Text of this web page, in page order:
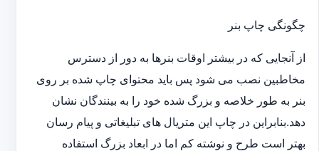
چگونگی چاپ بنر
از آنجایی که در بیشتر اوقات بنرها به دور از دسترس
مخاطبین نصب می شود پس باید محتوای چاپ شده بر روی
بنر به طور خلاصه و بزرگ شده خود را به بینندگان نشان
دهد.بنابراین در چاپ این متریال های تبلیغاتی و پیام رسان
بهتر است طرح و نوشته کم اما در ابعاد بزرگ استفاده